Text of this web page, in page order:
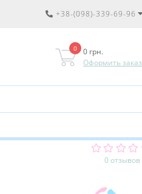
+38-(098)-339-69-96
0
0 грн.
Оформить заказ
0 отзывов